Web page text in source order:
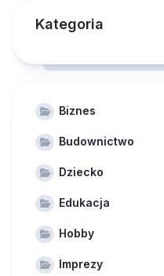
Kategoria
Biznes
Budownictwo
Dziecko
Edukacja
Hobby
Imprezy